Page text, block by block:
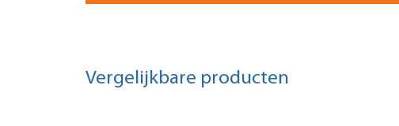
Vergelijkbare producten